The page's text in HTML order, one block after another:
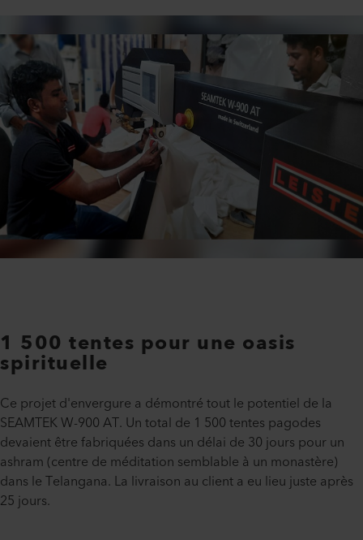
1 500 tentes pour une oasis
spirituelle
Ce projet d'envergure a démontré tout le potentiel de la
SEAMTEK W-900 AT. Un total de 1 500 tentes pagodes
devaient être fabriquées dans un délai de 30 jours pour un
ashram (centre de méditation semblable à un monastère)
dans le Telangana. La livraison au client a eu lieu juste après
25 jours.